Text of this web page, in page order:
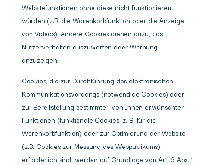
Websitefunktionen ohne diese nicht funktionieren
würden (z.B. die Warenkorbfunktion oder die Anzeige
von Videos). Andere Cookies dienen dazu, das
Nutzerverhalten auszuwerten oder Werbung
anzuzeigen.
Cookies, die zur Durchführung des elektronischen
Kommunikationsvorgangs (notwendige Cookies) oder
zur Bereitstellung bestimmter, von Ihnen erwünschter
Funktionen (funktionale Cookies, z. B. für die
Warenkorbfunktion) oder zur Optimierung der Website
(z.B. Cookies zur Messung des Webpublikums)
erforderlich sind, werden auf Grundlage von Art. 6 Abs. 1